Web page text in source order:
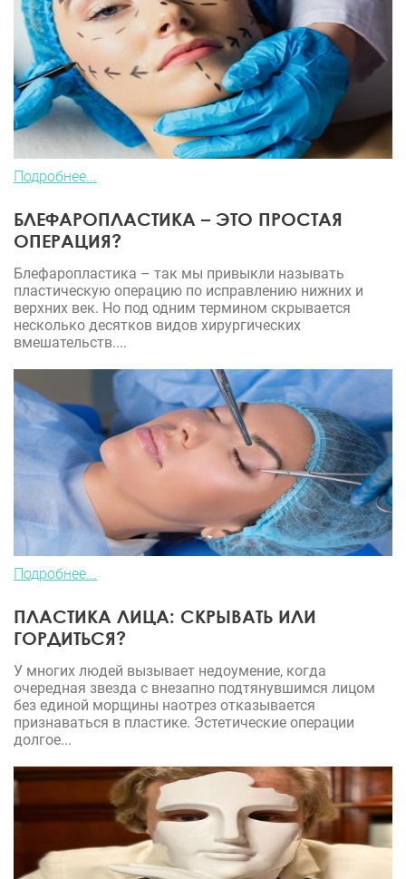
Подробнее...
БЛЕФАРОПЛАСТИКА – ЭТО ПРОСТАЯ
ОПЕРАЦИЯ?
Блефаропластика – так мы привыкли называть
пластическую операцию по исправлению нижних и
верхних век. Но под одним термином скрывается
несколько десятков видов хирургических
вмешательств....
Подробнее...
ПЛАСТИКА ЛИЦА: СКРЫВАТЬ ИЛИ
ГОРДИТЬСЯ?
У многих людей вызывает недоумение, когда
очередная звезда с внезапно подтянувшимся лицом
без единой морщины наотрез отказывается
признаваться в пластике. Эстетические операции
долгое...